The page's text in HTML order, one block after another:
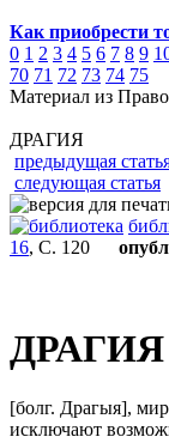
Как приобрести
0 1 2 3 4 5 6 7 8 9
70 71 72 73 74 75
Материал из
ДРАГИЯ
предыдущая
следующая статья
16, С. 120
ДРАГИЯ
[болг. Драгыя],
исключают